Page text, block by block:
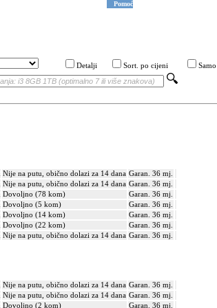
Pomoć
Detalji Sort. po cijeni
Nije na putu, obično dolazi za 14 dana Garan. 36 mj.
Nije na putu, obično dolazi za 14 dana Garan. 36 mj.
Dovoljno (78 kom)
Garan. 36 mj.
Dovoljno (5 kom)
Garan. 36 mj.
Dovoljno (14 kom)
Garan. 36 mj.
Dovoljno (22 kom)
Garan. 36 mj.
Nije na putu, obično dolazi za 14 dana Garan. 36 mj.
Nije na putu, obično dolazi za 14 dana Garan. 36 mj.
Nije na putu, obično dolazi za 14 dana Garan. 36 mj.
Dovoljno (2 kom)
Garan. 36 mj.